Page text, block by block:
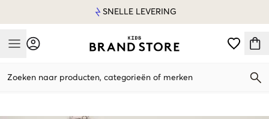
SNELLE LEVERING
Mobile Menu
Zoeken naar producten, categorieën of merken